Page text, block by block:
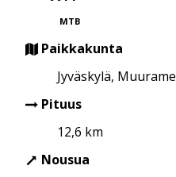
MTB
Paikkakunta
Jyväskylä, Muurame
Pituus
12,6 km
Nousua